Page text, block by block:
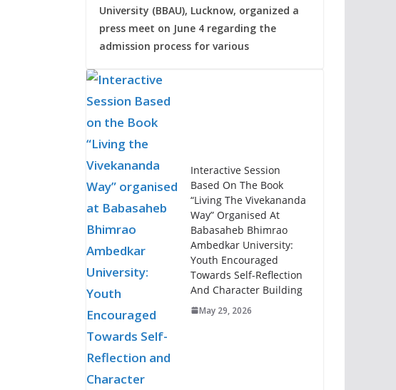
University (BBAU), Lucknow, organized a
press meet on June 4 regarding the
admission process for various
Interactive Session
Based On The Book
“Living The Vivekananda
Way” Organised At
Babasaheb Bhimrao
Ambedkar University:
Youth Encouraged
Towards Self-Reflection
And Character Building
May 29, 2026